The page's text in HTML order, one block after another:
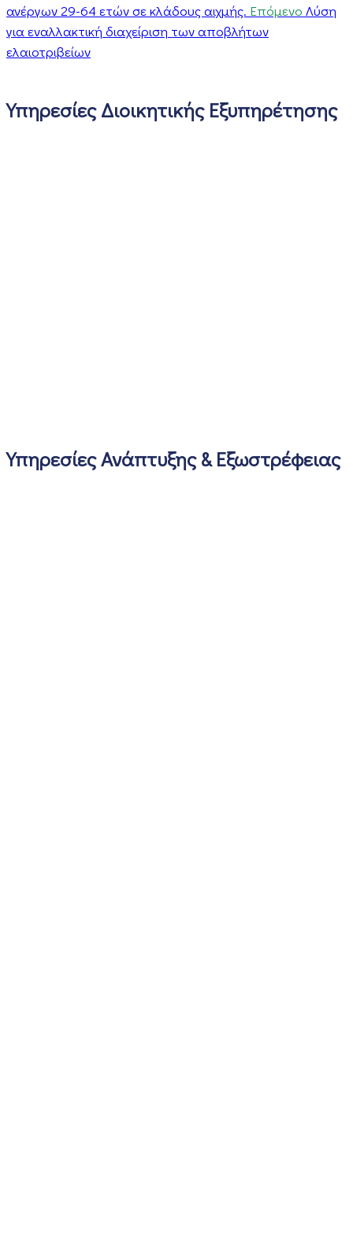
ανέργων 29-64 ετών σε κλάδους αιχμής. Επόμενο Λύση
για εναλλακτική διαχείριση των αποβλήτων
ελαιοτριβείων
Υπηρεσίες Διοικητικής Εξυπηρέτησης
Υπηρεσίες Ανάπτυξης & Εξωστρέφειας